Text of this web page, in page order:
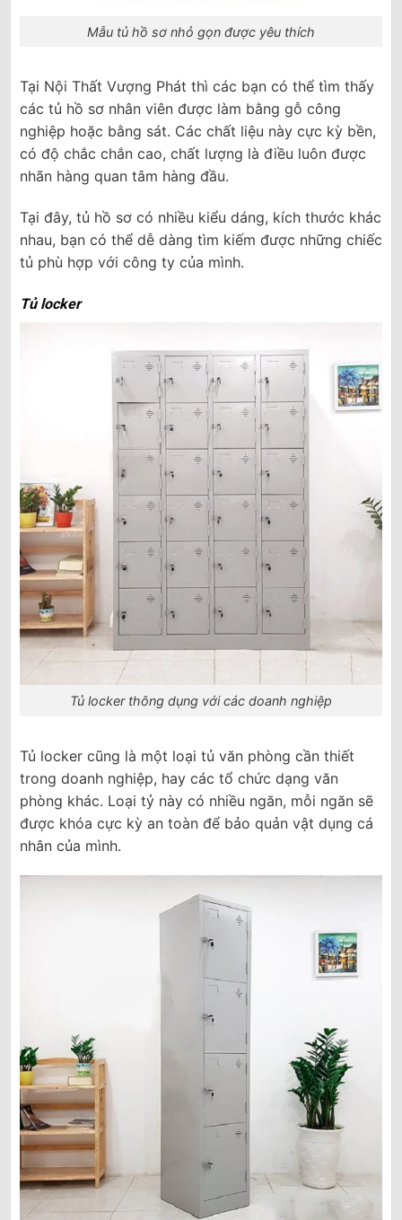
Mẫu tủ hồ sơ nhỏ gọn được yêu thích
Tại Nội Thất Vượng Phát thì các bạn có thể tìm thấy
các tủ hồ sơ nhân viên được làm bằng gỗ công
nghiệp hoặc bằng sát. Các chất liệu này cực kỳ bền,
có độ chắc chắn cao, chất lượng là điều luôn được
nhãn hàng quan tâm hàng đầu.
Tại đây, tủ hồ sơ có nhiều kiểu dáng, kích thước khác
nhau, bạn có thể dễ dàng tìm kiếm được những chiếc
tủ phù hợp với công ty của mình.
Tủ locker
Tủ locker thông dụng với các doanh nghiệp
Tủ locker cũng là một loại tủ văn phòng cần thiết
trong doanh nghiệp, hay các tổ chức dạng văn
phòng khác. Loại tỷ này có nhiều ngăn, mỗi ngăn sẽ
được khóa cực kỳ an toàn để bảo quản vật dụng cá
nhân của mình.